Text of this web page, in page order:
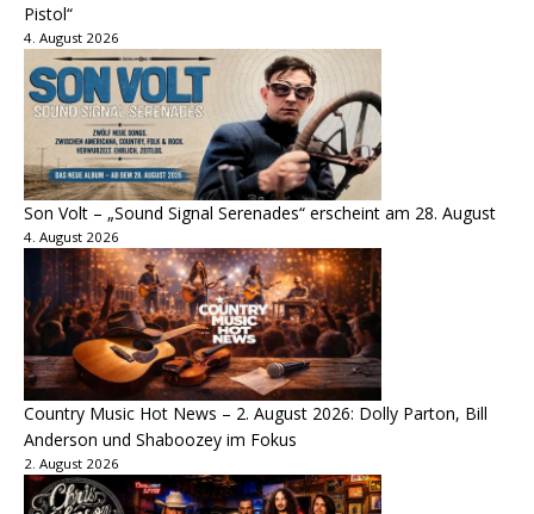
Pistol“
4. August 2026
Son Volt – „Sound Signal Serenades“ erscheint am 28. August
4. August 2026
Country Music Hot News – 2. August 2026: Dolly Parton, Bill
Anderson und Shaboozey im Fokus
2. August 2026